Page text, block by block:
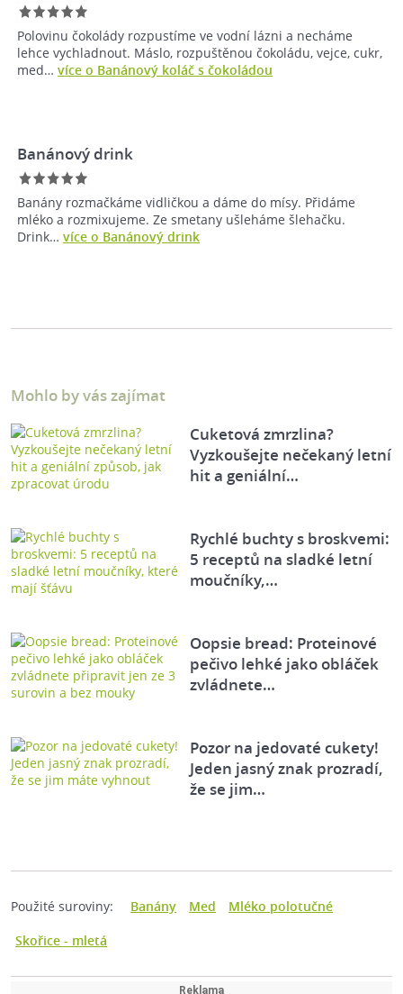
Polovinu čokolády rozpustíme ve vodní lázni a necháme
lehce vychladnout. Máslo, rozpuštěnou čokoládu, vejce, cukr,
med… více o Banánový koláč s čokoládou
Banánový drink
Banány rozmačkáme vidličkou a dáme do mísy. Přidáme
mléko a rozmixujeme. Ze smetany ušleháme šlehačku.
Drink… více o Banánový drink
Mohlo by vás zajímat
Cuketová zmrzlina?
Vyzkoušejte nečekaný letní
hit a geniální…
Rychlé buchty s broskvemi:
5 receptů na sladké letní
moučníky,…
Oopsie bread: Proteinové
pečivo lehké jako obláček
zvládnete…
Pozor na jedovaté cukety!
Jeden jasný znak prozradí,
že se jim…
Použité suroviny: Banány Med
Mléko polotučné
Skořice - mletá